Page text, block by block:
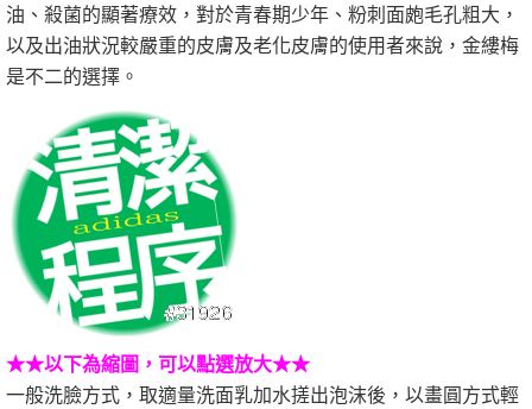
油、殺菌的顯著療效，對於青春期少年、粉刺面皰毛孔粗大，
以及出油狀況較嚴重的皮膚及老化皮膚的使用者來說，金縷梅
是不二的選擇。
★★以下為縮圖，可以點選放大★★
一般洗臉方式，取適量洗面乳加水搓出泡沫後，以畫圓方式輕